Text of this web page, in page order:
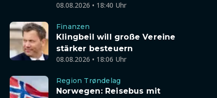
08.08.2026 • 18:40 Uhr
Finanzen
Klingbeil will große Vereine
stärker besteuern
08.08.2026 • 18:06 Uhr
Region Trøndelag
Norwegen: Reisebus mit